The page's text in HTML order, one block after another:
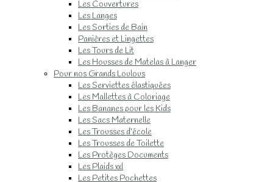
Les Couvertures
Les Langes
Les Sorties de Bain
Panières et Lingettes
Les Tours de Lit
Les Housses de Matelas à Langer
Pour nos Grands Loulous
Les Serviettes élastiquées
Les Mallettes à Coloriage
Les Bananes pour les Kids
Les Sacs Maternelle
Les Trousses d’école
Les Trousses de Toilette
Les Protèges Documents
Les Plaids xxl
Les Petites Pochettes